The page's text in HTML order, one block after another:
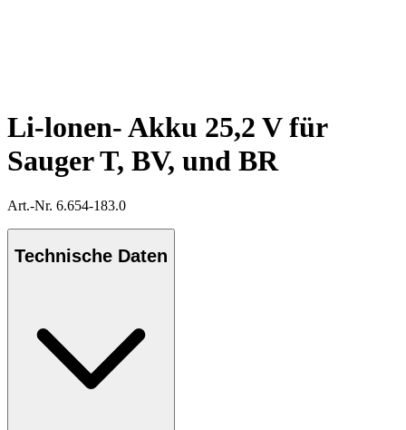
Li-lonen- Akku 25,2 V für
Sauger T, BV, und BR
Art.-Nr. 6.654-183.0
Technische Daten